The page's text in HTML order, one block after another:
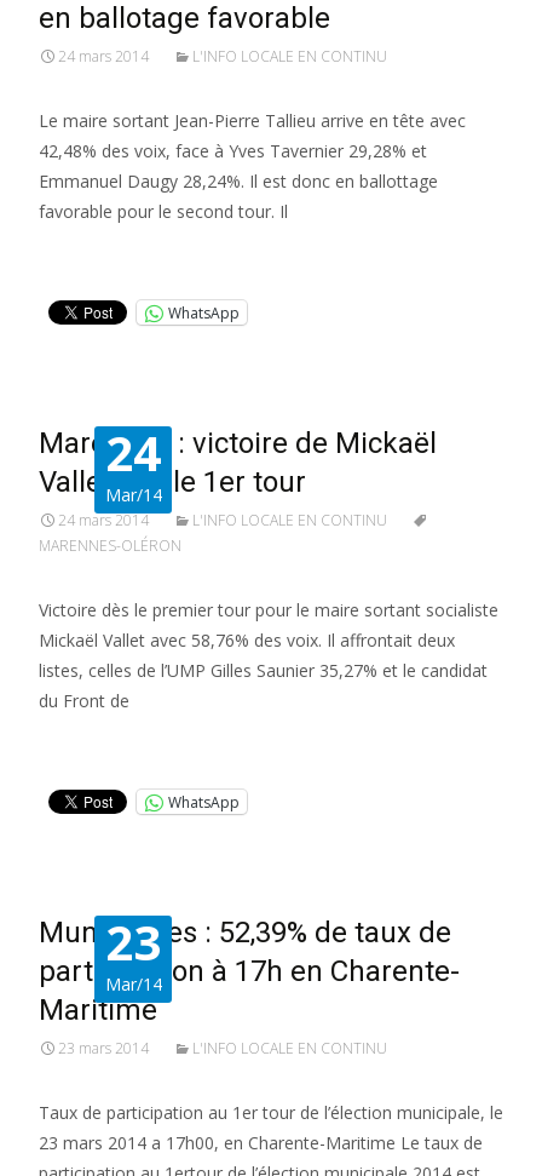
en ballotage favorable
24 mars 2014 L'INFO LOCALE EN CONTINU
Le maire sortant Jean-Pierre Tallieu arrive en tête avec
42,48% des voix, face à Yves Tavernier 29,28% et
Emmanuel Daugy 28,24%. Il est donc en ballottage
favorable pour le second tour. Il
WhatsApp
24
Mar/14
Marennes : victoire de Mickaël
Vallet dès le 1er tour
24 mars 2014
L'INFO LOCALE EN CONTINU
MARENNES-OLÉRON
Victoire dès le premier tour pour le maire sortant socialiste
Mickaël Vallet avec 58,76% des voix. Il affrontait deux
listes, celles de l’UMP Gilles Saunier 35,27% et le candidat
du Front de
WhatsApp
23
Mar/14
Municipales : 52,39% de taux de
participation à 17h en Charente-
Maritime
23 mars 2014 L'INFO LOCALE EN CONTINU
Taux de participation au 1er tour de l’élection municipale, le
23 mars 2014 a 17h00, en Charente-Maritime Le taux de